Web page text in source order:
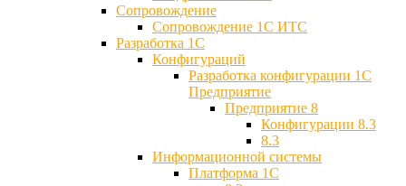
Cопровождение
Cопровождение 1С ИТС
Разработка 1C
Конфигураций
Разработка конфигурации 1С
Предприятие
Предприятие 8
Конфигурации 8.3
8.3
Информационной системы
Платформа 1С